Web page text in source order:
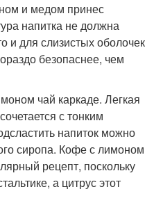
и медом принес
напитка не должна
и для слизистых оболочек
безопаснее, чем
чай каркаде. Легкая
с тонким
напиток можно
сиропа. Кофе с лимоном
рецепт, поскольку
а цитрус этот